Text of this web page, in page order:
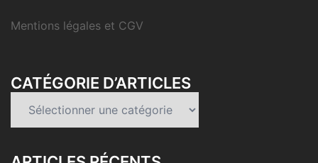
Mentions légales et CGV
CATÉGORIE D’ARTICLES